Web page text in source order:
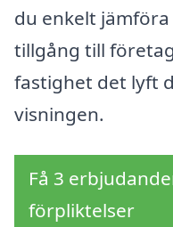
du enkelt
tillgång till
fastighet det lyft
visningen.
Få 3
förpliktelser